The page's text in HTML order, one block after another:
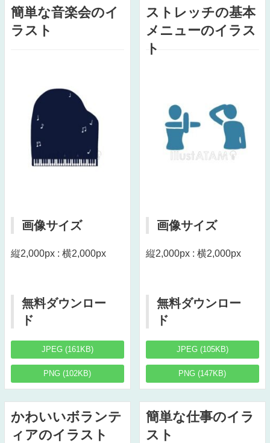
簡単な音楽会のイ
ラスト
画像サイズ
縦2,000px : 横2,000px
無料ダウンロー
ド
JPEG (161KB)
PNG (102KB)
ストレッチの基本
メニューのイラス
ト
画像サイズ
縦2,000px : 横2,000px
無料ダウンロー
ド
JPEG (105KB)
PNG (147KB)
かわいいボランテ
ィアのイラスト
簡単な仕事のイラ
スト